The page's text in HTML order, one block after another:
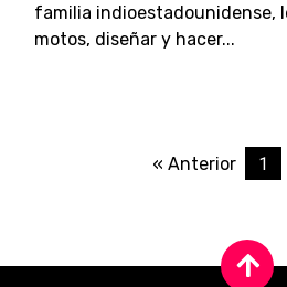
familia indioestadounidense,
motos, diseñar y hacer...
« Anterior 1